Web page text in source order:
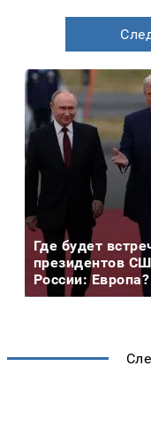
Где будет
президентов
России: Европа?